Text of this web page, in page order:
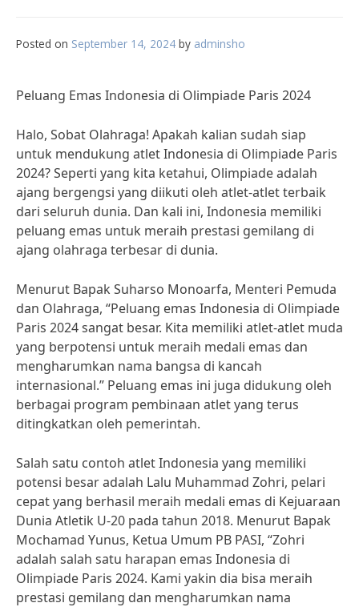
Posted on September 14, 2024 by adminsho
Peluang Emas Indonesia di Olimpiade Paris 2024
Halo, Sobat Olahraga! Apakah kalian sudah siap
untuk mendukung atlet Indonesia di Olimpiade Paris
2024? Seperti yang kita ketahui, Olimpiade adalah
ajang bergengsi yang diikuti oleh atlet-atlet terbaik
dari seluruh dunia. Dan kali ini, Indonesia memiliki
peluang emas untuk meraih prestasi gemilang di
ajang olahraga terbesar di dunia.
Menurut Bapak Suharso Monoarfa, Menteri Pemuda
dan Olahraga, “Peluang emas Indonesia di Olimpiade
Paris 2024 sangat besar. Kita memiliki atlet-atlet muda
yang berpotensi untuk meraih medali emas dan
mengharumkan nama bangsa di kancah
internasional.” Peluang emas ini juga didukung oleh
berbagai program pembinaan atlet yang terus
ditingkatkan oleh pemerintah.
Salah satu contoh atlet Indonesia yang memiliki
potensi besar adalah Lalu Muhammad Zohri, pelari
cepat yang berhasil meraih medali emas di Kejuaraan
Dunia Atletik U-20 pada tahun 2018. Menurut Bapak
Mochamad Yunus, Ketua Umum PB PASI, “Zohri
adalah salah satu harapan emas Indonesia di
Olimpiade Paris 2024. Kami yakin dia bisa meraih
prestasi gemilang dan mengharumkan nama